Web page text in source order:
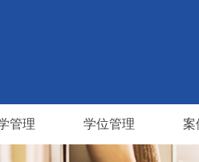
管理 学位管理 案